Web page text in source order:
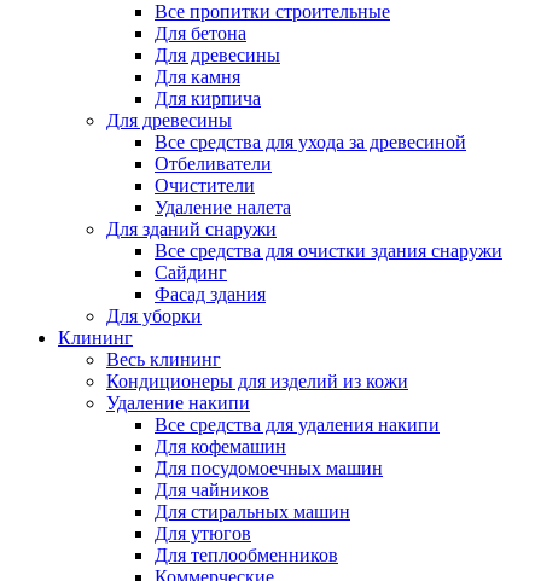
Все пропитки строительные
Для бетона
Для древесины
Для камня
Для кирпича
Для древесины
Все средства для ухода за древесиной
Отбеливатели
Очистители
Удаление налета
Для зданий снаружи
Все средства для очистки здания снаружи
Сайдинг
Фасад здания
Для уборки
Клининг
Весь клининг
Кондиционеры для изделий из кожи
Удаление накипи
Все средства для удаления накипи
Для кофемашин
Для посудомоечных машин
Для чайников
Для стиральных машин
Для утюгов
Для теплообменников
Коммерческие